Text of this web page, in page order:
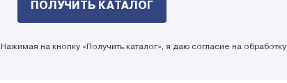
Нажимая на кнопку «Получить каталог», я даю согласие на обработку